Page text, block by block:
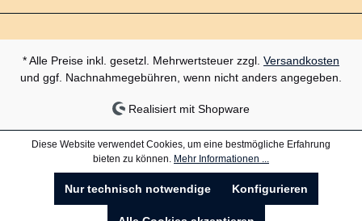
* Alle Preise inkl. gesetzl. Mehrwertsteuer zzgl. Versandkosten
und ggf. Nachnahmegebühren, wenn nicht anders angegeben.
Realisiert mit Shopware
Diese Website verwendet Cookies, um eine bestmögliche Erfahrung
bieten zu können. Mehr Informationen ...
Nur technisch notwendige Konfigurieren